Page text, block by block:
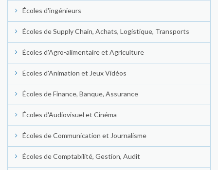
Écoles d'ingénieurs
Écoles de Supply Chain, Achats, Logistique, Transports
Écoles d'Agro-alimentaire et Agriculture
Écoles d'Animation et Jeux Vidéos
Écoles de Finance, Banque, Assurance
Écoles d'Audiovisuel et Cinéma
Écoles de Communication et Journalisme
Écoles de Comptabilité, Gestion, Audit